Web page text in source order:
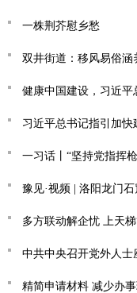
一株荆芥慰乡愁
双井街道：移风易俗涵
健康中国建设，习近
习近平总书记指引加快
一习话丨“坚持党指挥
豫见·视频 | 洛阳龙门
多方联动解企忧 上天
中共中央召开党外人
精简申请材料 减少办